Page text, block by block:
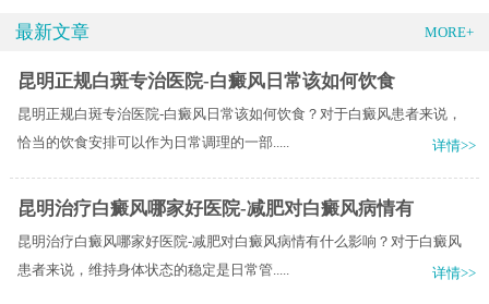
最新文章 MORE+
昆明正规白斑专治医院-白癜风日常该如何饮食
昆明正规白斑专治医院-白癜风日常该如何饮食？对于白癜风患者来说，
恰当的饮食安排可以作为日常调理的一部.....
详情>>
昆明治疗白癜风哪家好医院-减肥对白癜风病情有
昆明治疗白癜风哪家好医院-减肥对白癜风病情有什么影响？对于白癜风
患者来说，维持身体状态的稳定是日常管.....
详情>>